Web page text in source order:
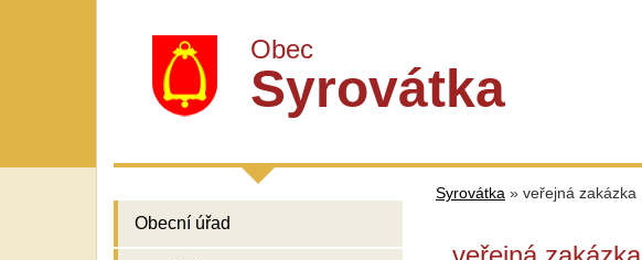
Obec
Syrovátka
Obecní úřad
Syrovátka » veřejná zakázka